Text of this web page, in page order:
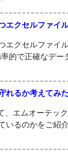
エクセルファイ
エクセルファイ
的で正確なデー
れるか考えてみた
、エムオーテッ
いるのかをご紹